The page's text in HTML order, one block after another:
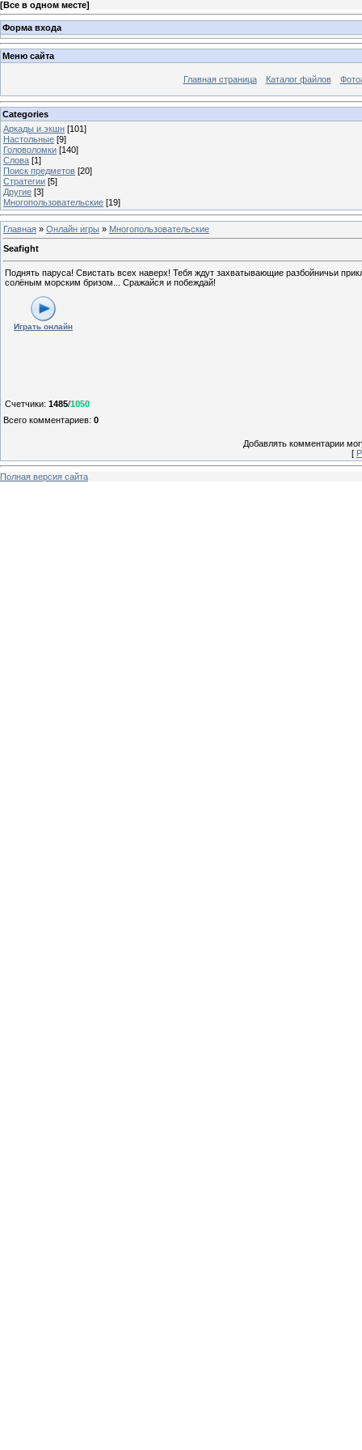
[Все в одном месте]
Форма входа
Меню сайта
Главная страница Каталог файлов
Categories
Аркады и экшн [101]
Настольные [9]
Головоломки [140]
Слова [1]
Поиск предметов [20]
Стратегии [5]
Другие [3]
Многопользовательские [19]
Главная » Онлайн игры » Многопользовательские
Seafight
Поднять паруса! Свистать всех наверх! Тебя ждут захватывающие разбойничьи
солёным морским бризом... Сражайся и побеждай!
Играть онлайн
Счетчики: 1485/1050
Всего комментариев: 0
Добавлять комментарии
[
Полная версия сайта